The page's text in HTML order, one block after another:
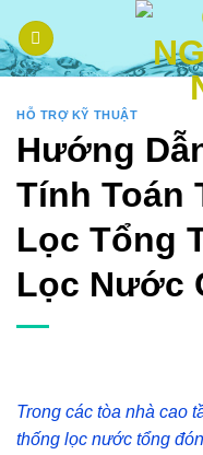
to
content
HỖ TRỢ KỸ THUẬT
Hướng
Tính Toán
Lọc Tổng
Lọc Nước
Trong các tòa nhà cao
thống lọc nước tổng